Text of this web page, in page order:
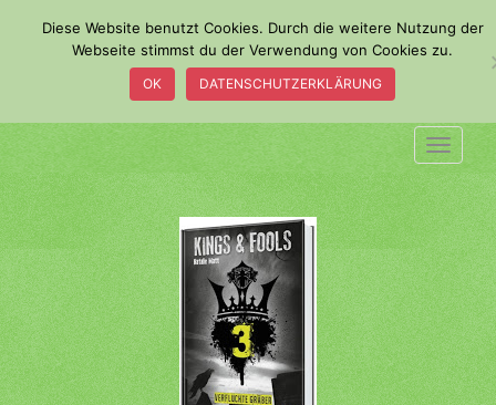
o
m
a
i
n
c
o
n
t
e
n
Diese Website benutzt Cookies. Durch die weitere Nutzung der
Webseite stimmst du der Verwendung von Cookies zu.
OK DATENSCHUTZERKLÄRUNG